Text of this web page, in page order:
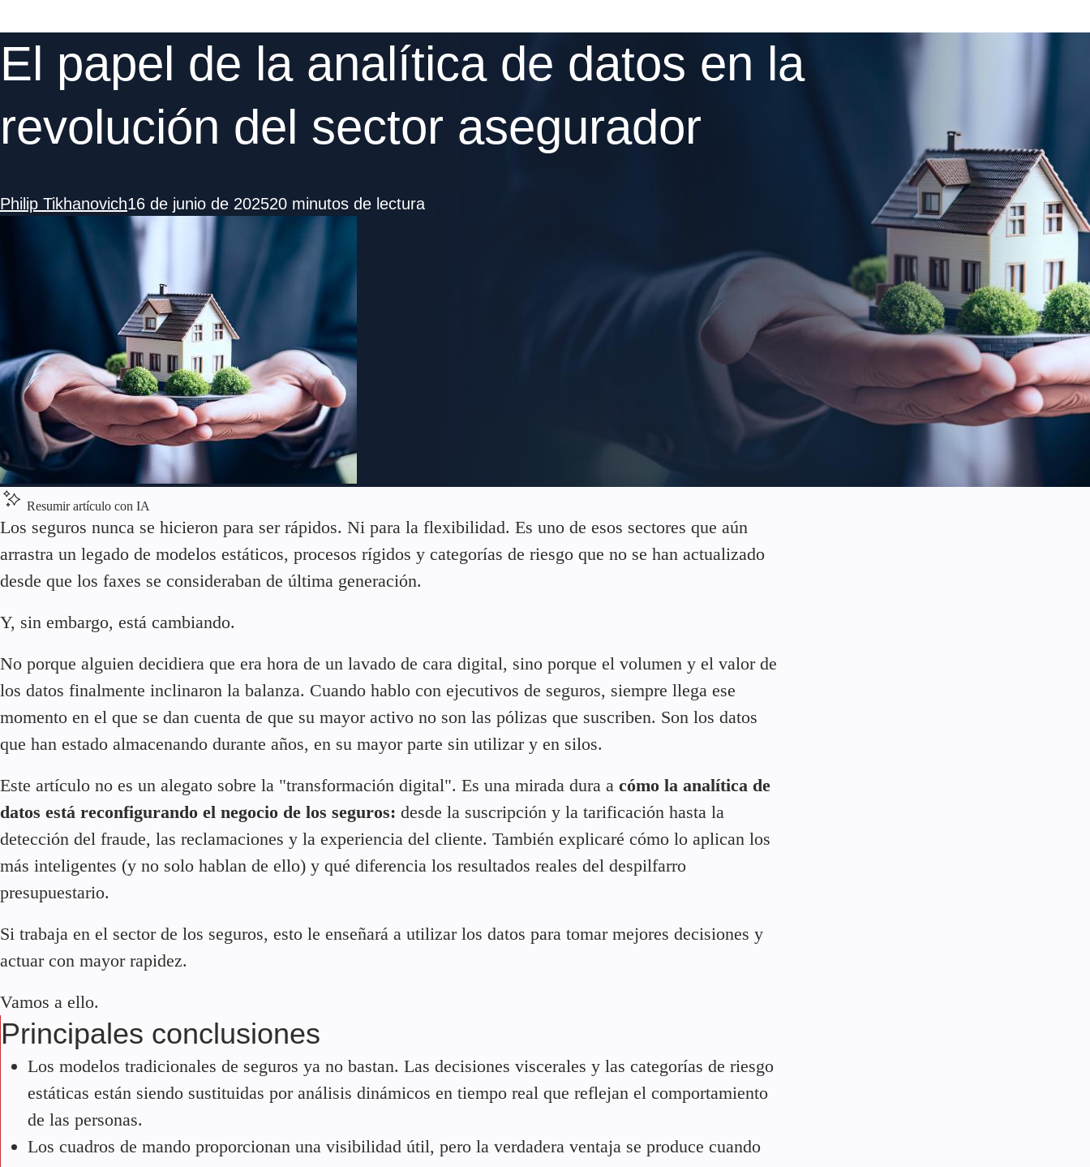
El papel de la analítica de datos en la
revolución del sector asegurador
Philip Tikhanovich16 de junio de 202520 minutos de lectura
Resumir artículo con IA
Los seguros nunca se hicieron para ser rápidos. Ni para la flexibilidad. Es uno de esos sectores que aún
arrastra un legado de modelos estáticos, procesos rígidos y categorías de riesgo que no se han actualizado
desde que los faxes se consideraban de última generación.
Y, sin embargo, está cambiando.
No porque alguien decidiera que era hora de un lavado de cara digital, sino porque el volumen y el valor de
los datos finalmente inclinaron la balanza. Cuando hablo con ejecutivos de seguros, siempre llega ese
momento en el que se dan cuenta de que su mayor activo no son las pólizas que suscriben. Son los datos
que han estado almacenando durante años, en su mayor parte sin utilizar y en silos.
Este artículo no es un alegato sobre la "transformación digital". Es una mirada dura a cómo la analítica de
datos está reconfigurando el negocio de los seguros: desde la suscripción y la tarificación hasta la
detección del fraude, las reclamaciones y la experiencia del cliente. También explicaré cómo lo aplican los
más inteligentes (y no solo hablan de ello) y qué diferencia los resultados reales del despilfarro
presupuestario.
Si trabaja en el sector de los seguros, esto le enseñará a utilizar los datos para tomar mejores decisiones y
actuar con mayor rapidez.
Vamos a ello.
Principales conclusiones
Los modelos tradicionales de seguros ya no bastan. Las decisiones viscerales y las categorías de riesgo
estáticas están siendo sustituidas por análisis dinámicos en tiempo real que reflejan el comportamiento
de las personas.
Los cuadros de mando proporcionan una visibilidad útil, pero la verdadera ventaja se produce cuando